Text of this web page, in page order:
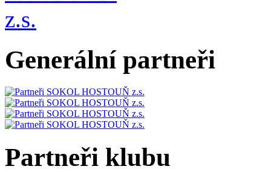
Generální partneři
Partneři klubu